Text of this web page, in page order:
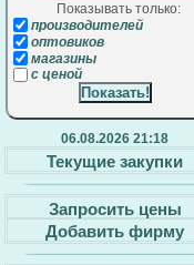
Показывать только:
производителей
оптовиков
магазины
с ценой
06.08.2026 21:18
Текущие закупки
Запросить цены
Добавить фирму